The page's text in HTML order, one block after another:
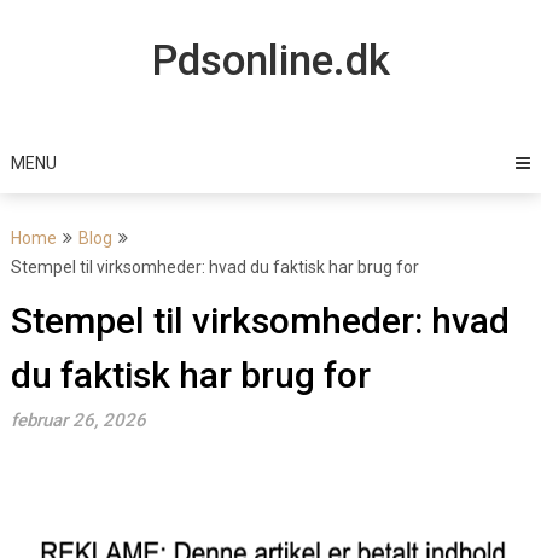
Pdsonline.dk
MENU
Home
Blog
Stempel til virksomheder: hvad du faktisk har brug for
Stempel til virksomheder: hvad
du faktisk har brug for
februar 26, 2026